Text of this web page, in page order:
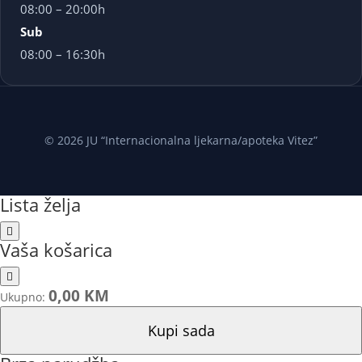
08:00 – 20:00h
Sub
08:00 – 16:30h
© 2026 JU “Internacionalna ljekarna/apoteka Vitez”
Lista želja
Vaša košarica
Ukupno: 0,00 KM
Kupi sada